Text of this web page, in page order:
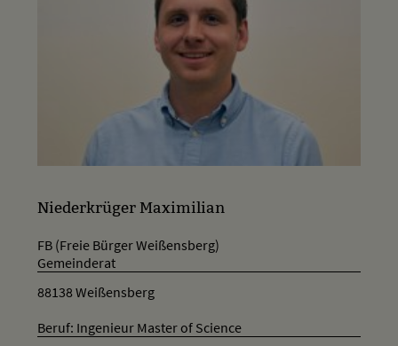
Niederkrüger Maximilian
FB (Freie Bürger Weißensberg)
Gemeinderat
88138 Weißensberg
Beruf: Ingenieur Master of Science